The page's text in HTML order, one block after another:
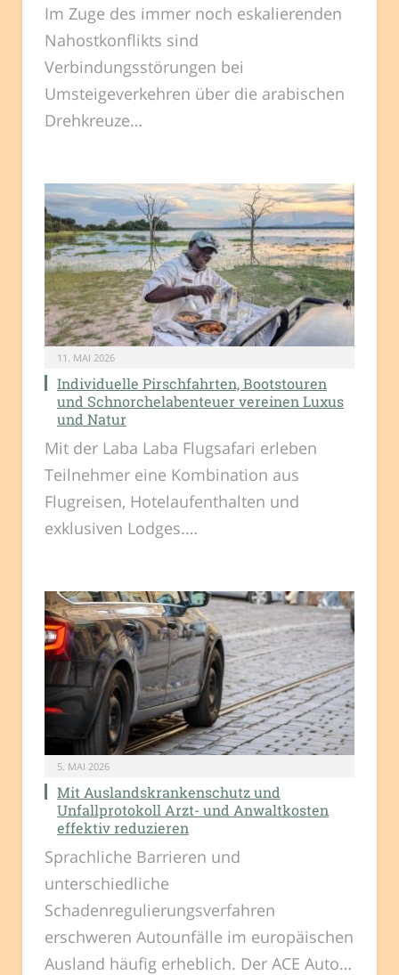
Im Zuge des immer noch eskalierenden
Nahostkonflikts sind
Verbindungsstörungen bei
Umsteigeverkehren über die arabischen
Drehkreuze…
11. MAI 2026
Individuelle Pirschfahrten, Bootstouren
und Schnorchelabenteuer vereinen Luxus
und Natur
Mit der Laba Laba Flugsafari erleben
Teilnehmer eine Kombination aus
Flugreisen, Hotelaufenthalten und
exklusiven Lodges.…
5. MAI 2026
Mit Auslandskrankenschutz und
Unfallprotokoll Arzt- und Anwaltkosten
effektiv reduzieren
Sprachliche Barrieren und
unterschiedliche
Schadenregulierungsverfahren
erschweren Autounfälle im europäischen
Ausland häufig erheblich. Der ACE Auto…